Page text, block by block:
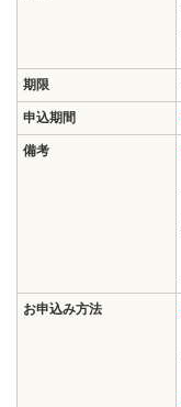
期限
申込期間
備考
お申込み方法